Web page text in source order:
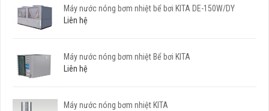
Máy nước nóng bơm nhiệt bể bơi KITA DE-150W/DY
Liên hệ
Máy nước nóng bơm nhiệt Bể bơi KITA
Liên hệ
Máy nước nóng bơm nhiệt KITA